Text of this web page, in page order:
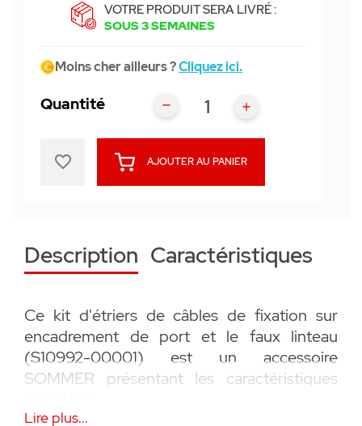
VOTRE PRODUIT SERA LIVRÉ :
SOUS 3 SEMAINES
Moins cher ailleurs ?Cliquez ici.
Quantité
AJOUTER AU PANIER
favorite_border
Description Caractéristiques
Ce kit d'étriers de câbles de fixation sur
encadrement de port et le faux linteau
(S10992-00001) est un accessoire
SOMMER présentant les caractéristiques
Lire plus...